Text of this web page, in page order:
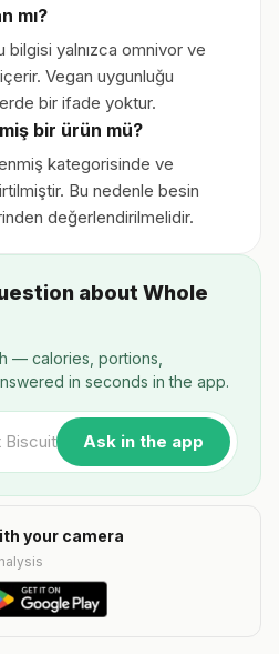
mı?
bilgisi yalnızca omnivor ve
Vegan uygunluğu
bir ifade yoktur.
bir ürün mü?
kategorisinde ve
Bu nedenle besin
değerlendirilmelidir.
about Whole
— calories, portions,
in seconds in the app.
Ask in the app
your camera